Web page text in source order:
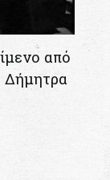
από
Δήμητρα